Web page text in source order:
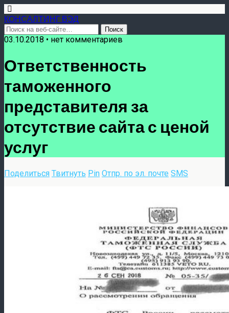
КОНСАЛТИНГ ВЭД
03.10.2018 • нет комментариев
Ответственность
таможенного
представителя за
отсутствие сайта с ценой
услуг
Поделиться Твитнуть Pin Отпр. по эл. почте SMS